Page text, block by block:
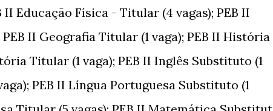
II Educação Física - Titular (4 vagas); PEB II
II Geografia Titular (1 vaga); PEB II História
Titular (1 vaga); PEB II Inglês Substituto (1
PEB II Língua Portuguesa Substituto (1